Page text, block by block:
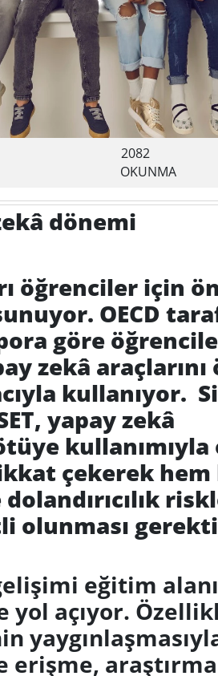
2082
OKUNMA
dönemi
öğrenciler için
OECD
göre
zekâ
kullanıyor.
yapay zekâ
kullanımıyla
çekerek hem
olunması
eğitim
açıyor.